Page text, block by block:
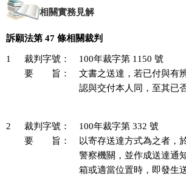
相關實務見解
訴願法第 47 條相關裁判
1 裁判字號：
100年裁字第 1150 號
要 旨：
文書之送達，若已付與有
認與交付本人同，至其已
2 裁判字號：
100年裁字第 332 號
要 旨：
以寄存送達方式為之者，
警察機關，並作成送達通
箱或適當位置時，即發生